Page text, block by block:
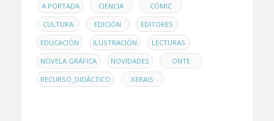
ENA PORTADA , CIENCIA , CÓMIC ,
CULTURA , EDICIÓN , EDITORES ,
EDUCACIÓN , ILUSTRACIÓN , LECTURAS ,
NOVELA GRÁFICA , NOVIDADES , ONTE ,
RECURSO_DIDÁCTICO , XERAIS